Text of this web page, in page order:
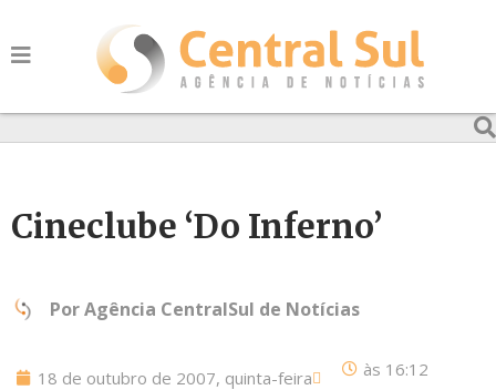
Cineclube ‘Do Inferno’
PorAgência CentralSul de Notícias
18 de outubro de 2007, quinta-feira às 16:12